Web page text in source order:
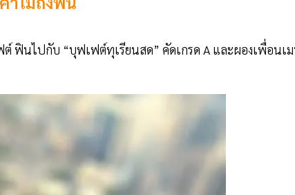
ฟินไปกับ “บุฟเฟต์ทุเรียนสด” คัดเกรด A และผองเพื่อนเ